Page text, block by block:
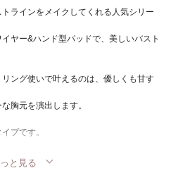
ラインをメイクしてくれる人気シリー
ヤー&ハンド型パッドで、美しいバスト
ング使いで叶えるのは、優しくも甘す
胸元を演出します。
プです。
と見る